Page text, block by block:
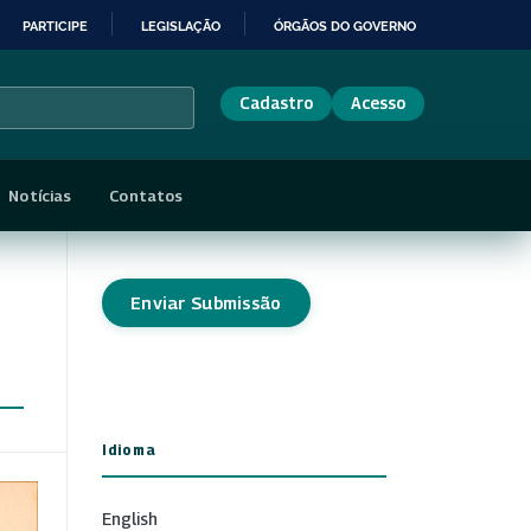
PARTICIPE LEGISLAÇÃO ÓRGÃOS DO GOVERNO
Cadastro Acesso
Notícias Contatos
Enviar Submissão
Idioma
English